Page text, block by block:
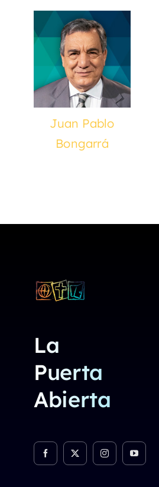
Juan Pablo
Bongarrá
La
Puerta
Abierta